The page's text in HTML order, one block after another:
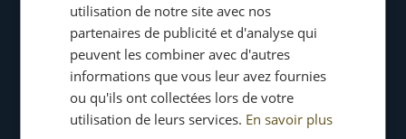
Paiement
sécurisé
Satisfait
ou échangé
utilisation de notre site avec nos
partenaires de publicité et d'analyse qui
peuvent les combiner avec d'autres
informations que vous leur avez fournies
ou qu'ils ont collectées lors de votre
utilisation de leurs services. En savoir plus